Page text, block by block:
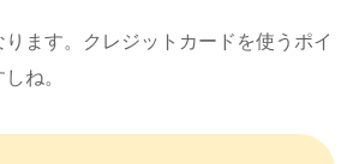
ます。クレジットカードを使うポイ
ね。